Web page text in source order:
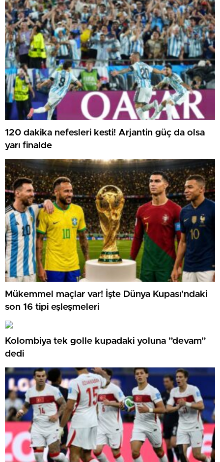
120 dakika nefesleri kesti! Arjantin güç da olsa
yarı finalde
Mükemmel maçlar var! İşte Dünya Kupası’ndaki
son 16 tipi eşleşmeleri
Kolombiya tek golle kupadaki yoluna ”devam”
dedi